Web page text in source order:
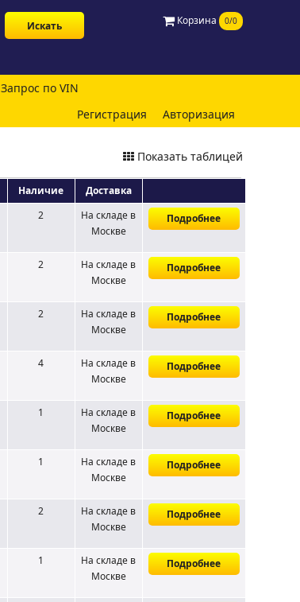
Корзина 0/0
Запрос по VIN
Регистрация
Авторизация
Показать таблицей
Наличие
Доставка
2 На складе в
Москве
Подробнее
2 На складе в
Москве
Подробнее
2 На складе в
Москве
Подробнее
4 На складе в
Москве
Подробнее
1 На складе в
Москве
Подробнее
1 На складе в
Москве
Подробнее
2 На складе в
Москве
Подробнее
1 На складе в
Москве
Подробнее